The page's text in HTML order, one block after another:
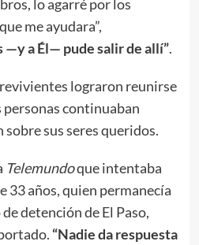
lo agarré por los
me ayudara”,
—y a Él— pude salir de allí”.
lograron reunirse
continuaban
sus seres queridos.
Telemundoque intentaba
33 años, quien permanecía
detención de El Paso,
“Nadie da respuesta